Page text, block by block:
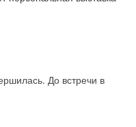
До встречи в